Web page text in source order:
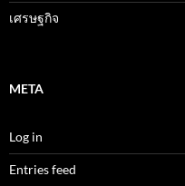
เศรษฐกิจ
META
Log in
Entries feed